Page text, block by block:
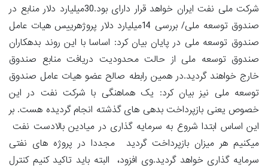
شرکت ملی نفت ایران خواهد قرار دارای بود.30میلیارد دلار منابع در
صندوق توسعه ملی/ بررسی 14میلیارد دلار پروژهرییس هیات عامل
صندوق توسعه ملی در پایان بیان کرد: اساسا با این روند بدهکاران
صندوق توسعه ملی از حالت محدودیت دریافت منابع صندوق
خارج خواهند گردید.در همین رابطه صالح عضو هیات عامل صندوق
توسعه ملی نیز بیان کرد: یک هماهنگی با شرکت نفت در این
خصوص یعنی بازپرداخت بدهی های گذشته انجام گردیده هست. بر
این اساس ابتدا شروع به سرمایه گذاری در میادین بالادست نفت
میکنیم هر میزان بازپرداخت گردید مجددا در پروژه های نفتی
سرمایه گذاری خواهد گردید.وی افزود، البته باید تاکید کنیم کنترل